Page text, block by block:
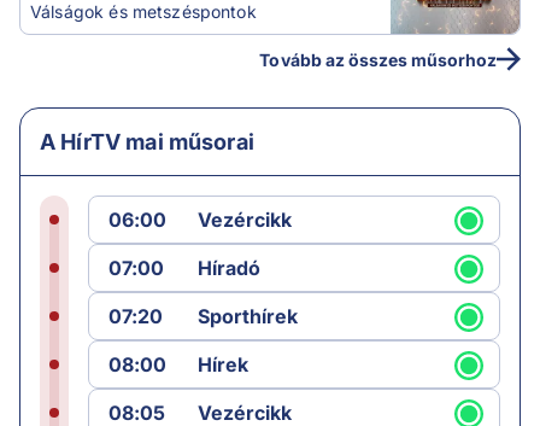
Válságok és metszéspontok
Tovább az összes műsorhoz
A HírTV mai műsorai
06:00
Vezércikk
07:00
Híradó
07:20
Sporthírek
08:00
Hírek
08:05
Vezércikk